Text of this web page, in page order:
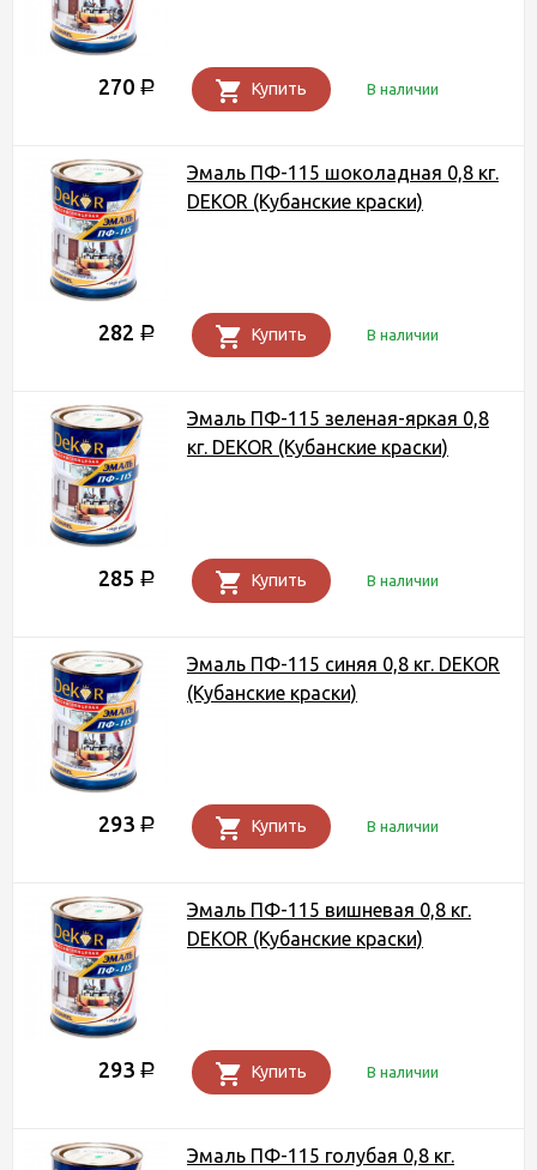
270 Р Купить В наличии
Эмаль ПФ-115 шоколадная 0,8 кг.
DEKOR (Кубанские краски)
282 Р Купить В наличии
Эмаль ПФ-115 зеленая-яркая 0,8
кг. DEKOR (Кубанские краски)
285 Р Купить В наличии
Эмаль ПФ-115 синяя 0,8 кг. DEKOR
(Кубанские краски)
293 Р Купить В наличии
Эмаль ПФ-115 вишневая 0,8 кг.
DEKOR (Кубанские краски)
293 Р Купить В наличии
Эмаль ПФ-115 голубая 0,8 кг.